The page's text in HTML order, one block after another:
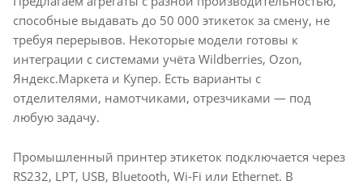
способные выдавать до 50 000 этикеток за смену, не
требуя перерывов. Некоторые модели готовы к
интеграции с системами учёта Wildberries, Ozon,
Яндекс.Маркета и Купер. Есть варианты с
отделителями, намотчиками, отрезчиками — под
любую задачу.
Промышленный принтер этикеток подключается через
RS232, LPT, USB, Bluetooth, Wi-Fi или Ethernet. В